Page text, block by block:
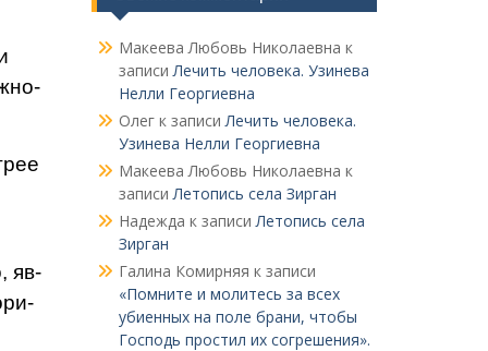
яв­
Макеева Любовь Николаевна к
записиЛечить человека. Узинева
Нелли Георгиевна
Олегк записиЛечить человека.
Узинева Нелли Георгиевна
Макеева Любовь Николаевна к
записиЛетопись села Зирган
Надежда к записиЛетопись села
Зирган
Галина Комирняя к записи
«Помните и молитесь за всех
убиенных на поле брани, чтобы
Господь простил их согрешения».